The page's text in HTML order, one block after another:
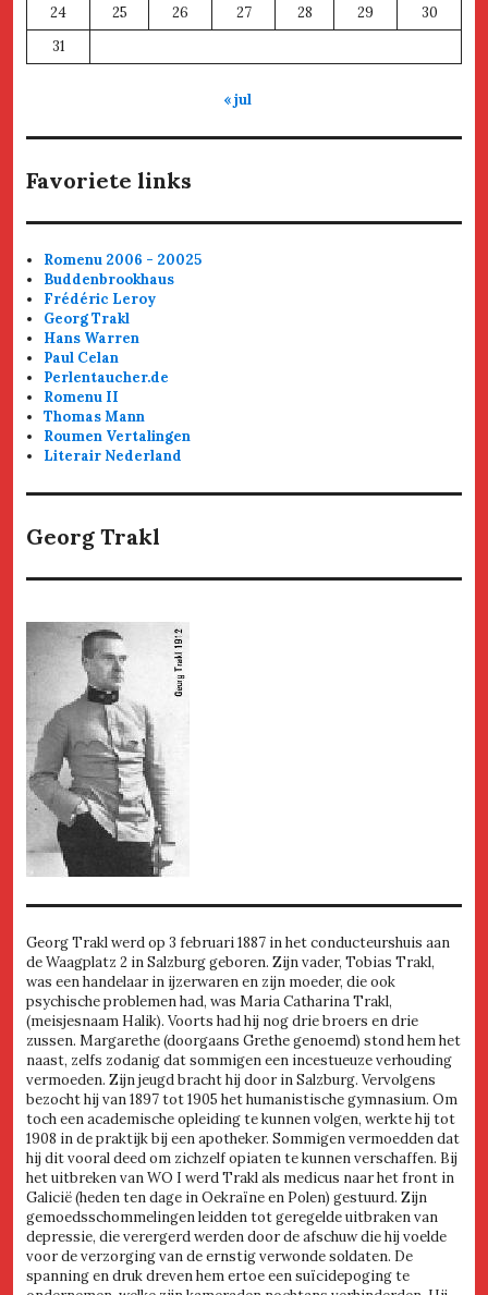
24
25 26 27 28 29
30
31
« jul
Favoriete links
Romenu 2006 - 20025
Buddenbrookhaus
Frédéric Leroy
Georg Trakl
Hans Warren
Paul Celan
Perlentaucher.de
Romenu II
Thomas Mann
Roumen Vertalingen
Literair Nederland
Georg Trakl
Georg Trakl werd op 3 februari 1887 in het conducteurshuis aan
de Waagplatz 2 in Salzburg geboren. Zijn vader, Tobias Trakl,
was een handelaar in ijzerwaren en zijn moeder, die ook
psychische problemen had, was Maria Catharina Trakl,
(meisjesnaam Halik). Voorts had hij nog drie broers en drie
zussen. Margarethe (doorgaans Grethe genoemd) stond hem het
naast, zelfs zodanig dat sommigen een incestueuze verhouding
vermoeden. Zijn jeugd bracht hij door in Salzburg. Vervolgens
bezocht hij van 1897 tot 1905 het humanistische gymnasium. Om
toch een academische opleiding te kunnen volgen, werkte hij tot
1908 in de praktijk bij een apotheker. Sommigen vermoedden dat
hij dit vooral deed om zichzelf opiaten te kunnen verschaffen. Bij
het uitbreken van WO I werd Trakl als medicus naar het front in
Galicië (heden ten dage in Oekraïne en Polen) gestuurd. Zijn
gemoedsschommelingen leidden tot geregelde uitbraken van
depressie, die verergerd werden door de afschuw die hij voelde
voor de verzorging van de ernstig verwonde soldaten. De
spanning en druk dreven hem ertoe een suïcidepoging te